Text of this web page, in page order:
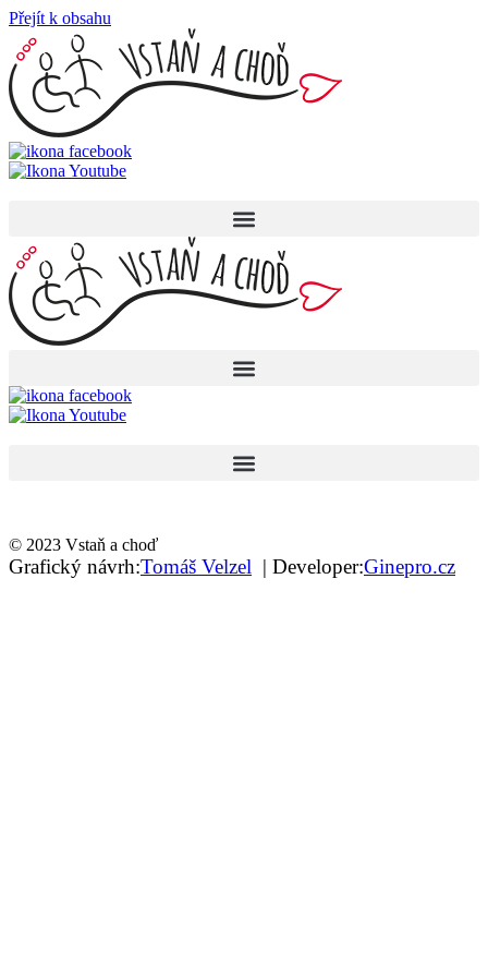
Přejít k obsahu
© 2023 Vstaň a choď
Grafický návrh:Tomáš Velzel | Developer:Ginepro.cz